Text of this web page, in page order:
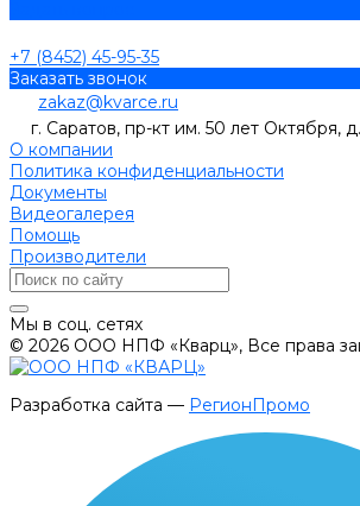
+7 (8452) 45-95-35
Заказать звонок
zakaz@kvarce.ru
г. Саратов, пр-кт им. 50 лет Октября,
О компании
Политика конфиденциальности
Документы
Видеогалерея
Помощь
Производители
Мы в соц. сетях
© 2026 ООО НПФ «Кварц», Все права
Разработка сайта — РегионПромо